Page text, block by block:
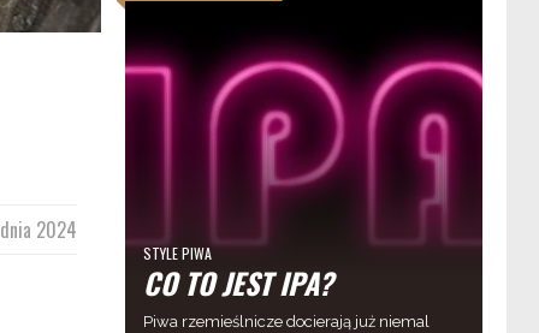
2024
STYLE PIWA
CO TO JEST IPA?
Piwa rzemieślnicze docierają już niemal